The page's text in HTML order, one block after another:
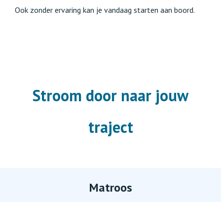
Ook zonder ervaring kan je vandaag starten aan boord.
Stroom door naar jouw
traject
Matroos